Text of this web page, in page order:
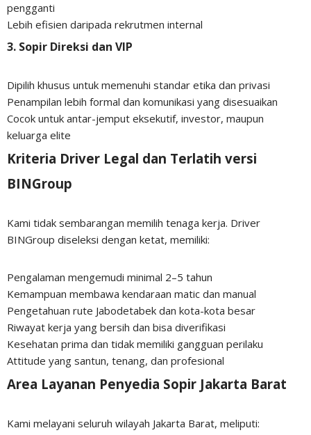
pengganti
Lebih efisien daripada rekrutmen internal
3. Sopir Direksi dan VIP
Dipilih khusus untuk memenuhi standar etika dan privasi
Penampilan lebih formal dan komunikasi yang disesuaikan
Cocok untuk antar-jemput eksekutif, investor, maupun
keluarga elite
Kriteria Driver Legal dan Terlatih versi
BINGroup
Kami tidak sembarangan memilih tenaga kerja. Driver
BINGroup diseleksi dengan ketat, memiliki:
Pengalaman mengemudi minimal 2–5 tahun
Kemampuan membawa kendaraan matic dan manual
Pengetahuan rute Jabodetabek dan kota-kota besar
Riwayat kerja yang bersih dan bisa diverifikasi
Kesehatan prima dan tidak memiliki gangguan perilaku
Attitude yang santun, tenang, dan profesional
Area Layanan Penyedia Sopir Jakarta Barat
Kami melayani seluruh wilayah Jakarta Barat, meliputi: